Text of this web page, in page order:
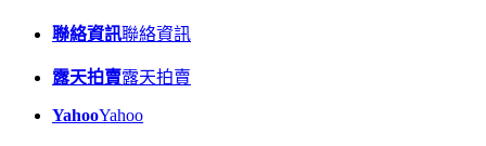
聯絡資訊聯絡資訊
露天拍賣露天拍賣
YahooYahoo